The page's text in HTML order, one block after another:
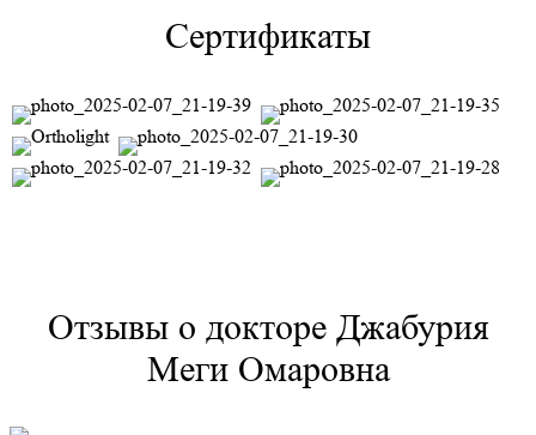
Сертификаты
Отзывы о докторе Джабурия
Меги Омаровна